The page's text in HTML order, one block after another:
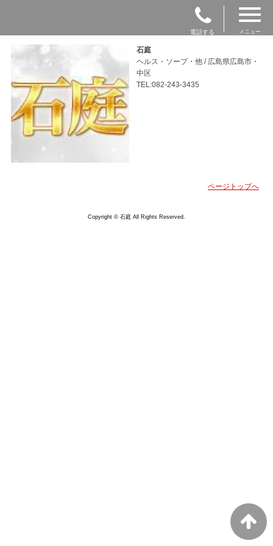
電話する メニュー
石庭
ヘルス・ソープ・他 / 広島県広島市・
中区
TEL:082-243-3435
ページトップへ
Copyright © 石庭 All Rights Reserved.